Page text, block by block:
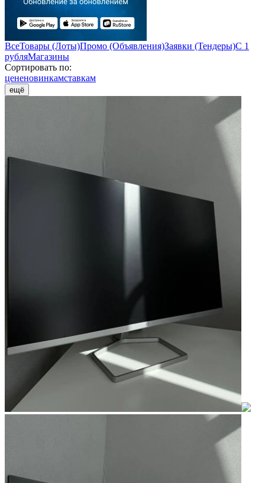
ВсеТовары (Лоты)Промо (Объявления)Заявки (Тендеры)С 1
рубляМагазины
Сортировать по:
цененовинкамставкам
ещё